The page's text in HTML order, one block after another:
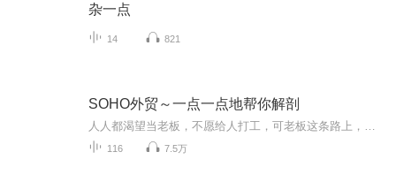
杂一点
14 821
SOHO外贸～一点一点地帮你解剖
116 7.5万